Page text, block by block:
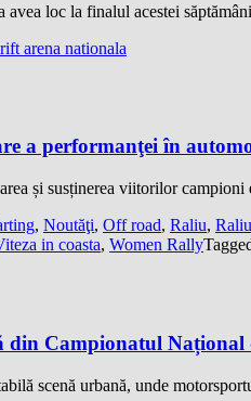
avea loc la finalul acestei
arena nationala
a performanţei în
și susținerea viitorilor
, Noutăţi, Off road, Raliu,
in coasta, Women Rally
din Campionatul
scenă urbană, unde